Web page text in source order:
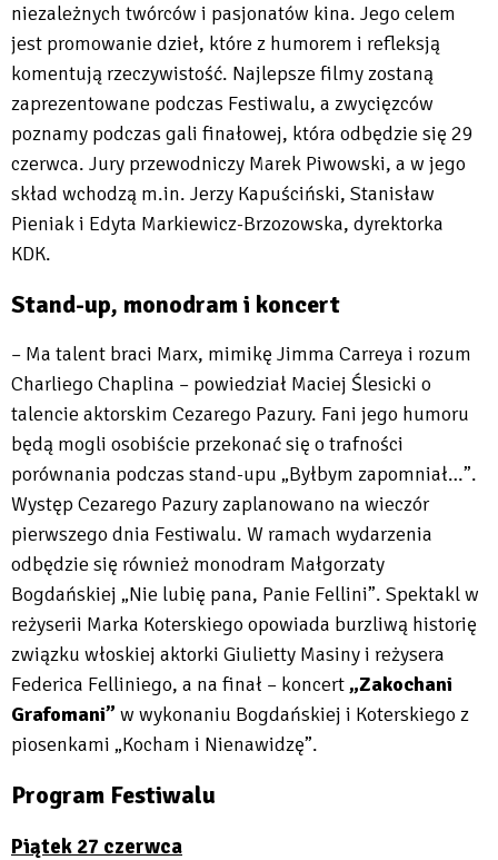
niezależnych twórców i pasjonatów kina. Jego celem
jest promowanie dzieł, które z humorem i refleksją
komentują rzeczywistość. Najlepsze filmy zostaną
zaprezentowane podczas Festiwalu, a zwycięzców
poznamy podczas gali finałowej, która odbędzie się 29
czerwca. Jury przewodniczy Marek Piwowski, a w jego
skład wchodzą m.in. Jerzy Kapuściński, Stanisław
Pieniak i Edyta Markiewicz-Brzozowska, dyrektorka
KDK.
Stand-up, monodram i koncert
– Ma talent braci Marx, mimikę Jimma Carreya i rozum
Charliego Chaplina – powiedział Maciej Ślesicki o
talencie aktorskim Cezarego Pazury. Fani jego humoru
będą mogli osobiście przekonać się o trafności
porównania podczas stand-upu „Byłbym zapomniał…”.
Występ Cezarego Pazury zaplanowano na wieczór
pierwszego dnia Festiwalu. W ramach wydarzenia
odbędzie się również monodram Małgorzaty
Bogdańskiej „Nie lubię pana, Panie Fellini”. Spektakl w
reżyserii Marka Koterskiego opowiada burzliwą historię
związku włoskiej aktorki Giulietty Masiny i reżysera
Federica Felliniego, a na finał – koncert „Zakochani
Grafomani” w wykonaniu Bogdańskiej i Koterskiego z
piosenkami „Kocham i Nienawidzę”.
Program Festiwalu
Piątek 27 czerwca